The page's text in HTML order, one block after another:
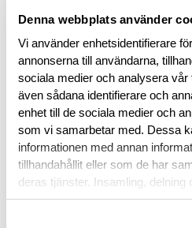
Denna webbplats använder
Vi använder enhetsidentifierare
annonserna till användarna,
sociala medier och analysera
även sådana identifierare och
enhet till de sociala medier och
som vi samarbetar med. Dessa
informationen med annan
tillhandahållit eller som de har
deras tjänster. Insamling, delning
personuppgifter kan användas
RECENSIONER
OM VARUMÄRKET
RELATERADE PRODUKTER